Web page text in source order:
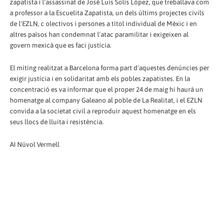
zapatista i l'assassinat de José Luis Solís López, que treballava com
a professor a la Escuelita Zapatista, un dels últims projectes civils
de l'EZLN, c olectivos i persones a títol individual de Mèxic i en
altres països han condemnat l'atac paramilitar i exigeixen al
govern mexicà que es faci justícia.
El míting realitzat a Barcelona forma part d'aquestes denúncies per
exigir justícia i en solidaritat amb els pobles zapatistes. En la
concentració es va informar que el proper 24 de maig hi haurà un
homenatge al company Galeano al poble de La Realitat, i el EZLN
convida a la societat civil a reproduir aquest homenatge en els
seus llocs de lluita i resistència.
AI Núvol Vermell